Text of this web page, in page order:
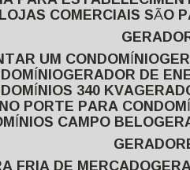
COMERCIAIS SÃO
UM CONDOMÍNIO
GERADOR DE
340 KVA
PORTE PARA
CAMPO BELO